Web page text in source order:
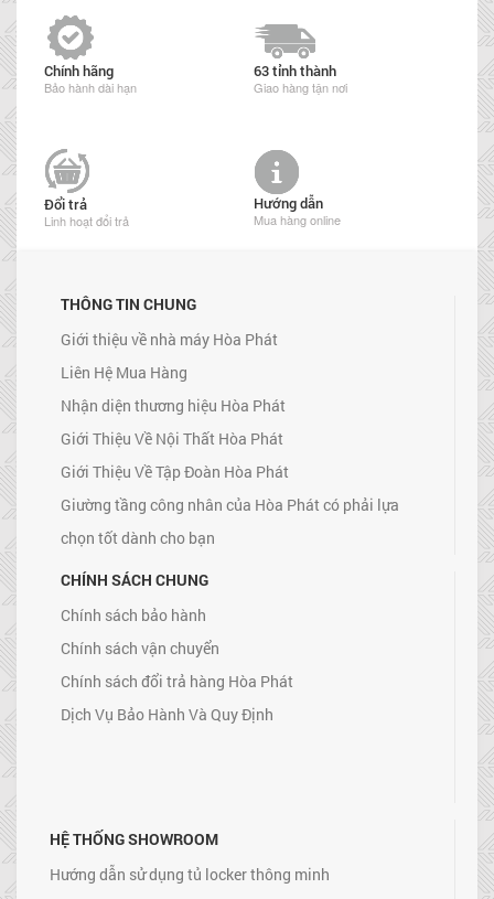
Chính hãng
Bảo hành dài hạn
63 tỉnh thành
Giao hàng tận nơi
Đổi trả
Linh hoạt đổi trả
Hướng dẫn
Mua hàng online
THÔNG TIN CHUNG
Giới thiệu về nhà máy Hòa Phát
Liên Hệ Mua Hàng
Nhận diện thương hiệu Hòa Phát
Giới Thiệu Về Nội Thất Hòa Phát
Giới Thiệu Về Tập Đoàn Hòa Phát
Giường tầng công nhân của Hòa Phát có phải lựa
chọn tốt dành cho bạn
CHÍNH SÁCH CHUNG
Chính sách bảo hành
Chính sách vận chuyển
Chính sách đổi trả hàng Hòa Phát
Dịch Vụ Bảo Hành Và Quy Định
HỆ THỐNG SHOWROOM
Hướng dẫn sử dụng tủ locker thông minh